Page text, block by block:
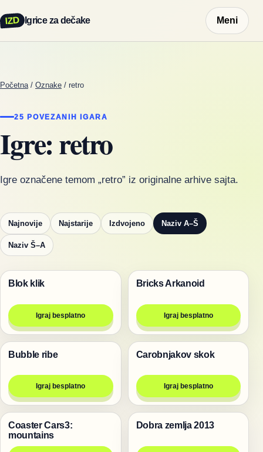
IZD Igrice za dečake Meni
Početna / Oznake / retro
25 POVEZANIH IGARA
Igre: retro
Igre označene temom „retro” iz originalne arhive sajta.
Najnovije Najstarije Izdvojeno Naziv A–Š
Naziv Š–A
Igre
Blok klik
Igraj besplatno
Pucanje
Bricks Arkanoid
Igraj besplatno
Pucanje
Bubble ribe
Igraj besplatno
Igre
Carobnjakov skok
Igraj besplatno
Igre
Coaster Cars3:
mountains
Igre
Dobra zemlja 2013